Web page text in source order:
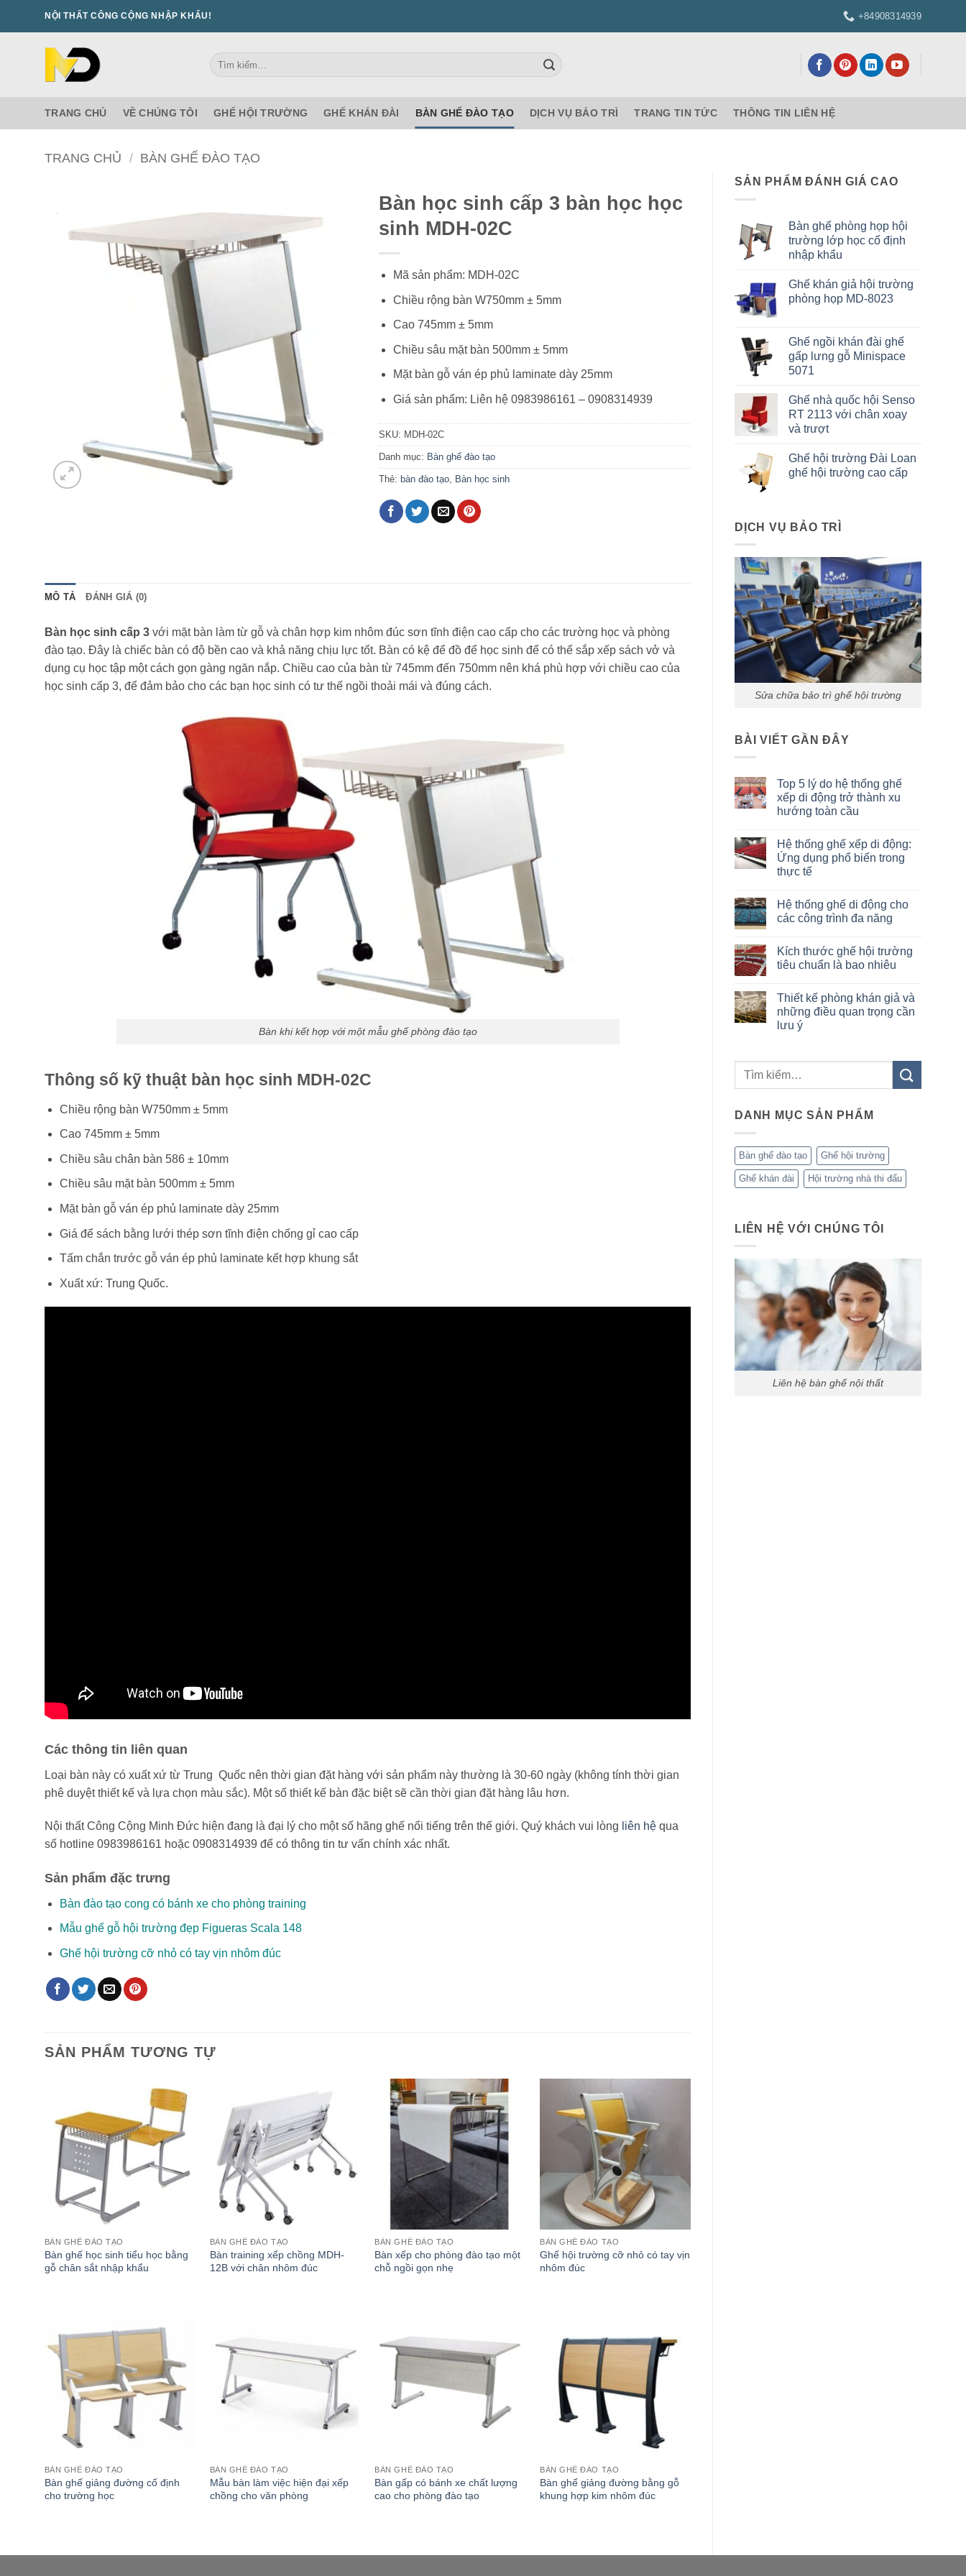
NỘI THẤT CÔNG CỘNG NHẬP KHẨU! +84908314939
Tìm
kiếm:
TRANG CHỦ VỀ CHÚNG TÔI GHẾ HỘI TRƯỜNG GHẾ KHÁN ĐÀI BÀN GHẾ ĐÀO TẠO DỊCH VỤ BẢO TRÌ TRANG TIN TỨC THÔNG TIN LIÊN HỆ
TRANG CHỦ / BÀN GHẾ ĐÀO TẠO
SẢN PHẨM ĐÁNH GIÁ CAO
Bàn ghế phòng họp hội
trường lớp học cố định
nhập khẩu
Ghế khán giả hội trường
phòng họp MD-8023
Ghế ngồi khán đài ghế
gấp lưng gỗ Minispace
5071
Ghế nhà quốc hội Senso
RT 2113 với chân xoay
và trượt
Ghế hội trường Đài Loan
ghế hội trường cao cấp
DỊCH VỤ BẢO TRÌ
Sửa chữa bảo trì ghế hội trường
BÀI VIẾT GẦN ĐÂY
Top 5 lý do hệ thống ghế
xếp di động trở thành xu
hướng toàn cầu
bình
luận
ở
Top
do
hệ
thống
di
động
trở
hướng
toàn
cầu
Hệ thống ghế xếp di động:
Ứng dụng phổ biến trong
thực tế
bình
luận
ở
ghế
xếp
di
dụng
phổ
biến
trong
Hệ thống ghế di động cho
các công trình đa năng
bình
luận
ở
ghế
động
cho
đa
năng
Kích thước ghế hội trường
tiêu chuẩn là bao nhiêu
bình
luận
ở
Kích
trường
tiêu
là
nhiêu
Thiết kế phòng khán giả và
những điều quan trọng cần
lưu ý
luận
ở
khán
điều
quan
trọng
cần
lưu
DANH MỤC SẢN PHẨM
Bàn ghế đào tạo Ghế hội trường
Ghế khán đài Hội trường nhà thi đấu
LIÊN HỆ VỚI CHÚNG TÔI
Liên hệ bàn ghế nội thất
Bàn học sinh cấp 3 bàn học học
sinh MDH-02C
Mã sản phẩm: MDH-02C
Chiều rộng bàn W750mm ± 5mm
Cao 745mm ± 5mm
Chiều sâu mặt bàn 500mm ± 5mm
Mặt bàn gỗ ván ép phủ laminate dày 25mm
Giá sản phẩm: Liên hệ 0983986161 – 0908314939
SKU: MDH-02C
Danh mục: Bàn ghế đào tạo
Thẻ: bàn đào tạo, Bàn học sinh
MÔ TẢ ĐÁNH GIÁ (0)
Bàn học sinh cấp 3 với mặt bàn làm từ gỗ và chân hợp kim nhôm đúc sơn tĩnh điện cao cấp cho các trường học và phòng
đào tạo. Đây là chiếc bàn có độ bền cao và khả năng chịu lực tốt. Bàn có kệ để đồ để học sinh để có thể sắp xếp sách vở và
dụng cụ học tập một cách gọn gàng ngăn nắp. Chiều cao của bàn từ 745mm đến 750mm nên khá phù hợp với chiều cao của
học sinh cấp 3, để đảm bảo cho các bạn học sinh có tư thế ngồi thoải mái và đúng cách.
Bàn khi kết hợp với một mẫu ghế phòng đào tạo
Thông số kỹ thuật bàn học sinh MDH-02C
Chiều rộng bàn W750mm ± 5mm
Cao 745mm ± 5mm
Chiều sâu chân bàn 586 ± 10mm
Chiều sâu mặt bàn 500mm ± 5mm
Mặt bàn gỗ ván ép phủ laminate dày 25mm
Giá để sách bằng lưới thép sơn tĩnh điện chống gỉ cao cấp
Tấm chắn trước gỗ ván ép phủ laminate kết hợp khung sắt
Xuất xứ: Trung Quốc.
Các thông tin liên quan
Loại bàn này có xuất xứ từ Trung Quốc nên thời gian đặt hàng với sản phẩm này thường là 30-60 ngày (không tính thời gian
phê duyệt thiết kế và lựa chọn màu sắc). Một số thiết kế bàn đặc biệt sẽ cần thời gian đặt hàng lâu hơn.
Nội thất Công Cộng Minh Đức hiện đang là đại lý cho một số hãng ghế nổi tiếng trên thế giới. Quý khách vui lòng liên hệ qua
số hotline 0983986161 hoặc 0908314939 để có thông tin tư vấn chính xác nhất.
Sản phẩm đặc trưng
Bàn đào tạo cong có bánh xe cho phòng training
Mẫu ghế gỗ hội trường đẹp Figueras Scala 148
Ghế hội trường cỡ nhỏ có tay vịn nhôm đúc
SẢN PHẨM TƯƠNG TỰ
BÀN GHẾ ĐÀO TẠO
Bàn ghế học sinh tiểu học bằng
gỗ chân sắt nhập khẩu
BÀN GHẾ ĐÀO TẠO
Bàn training xếp chồng MDH-
12B với chân nhôm đúc
BÀN GHẾ ĐÀO TẠO
Bàn xếp cho phòng đào tạo một
chỗ ngồi gọn nhẹ
BÀN GHẾ ĐÀO TẠO
Ghế hội trường cỡ nhỏ có tay vịn
nhôm đúc
BÀN GHẾ ĐÀO TẠO
Bàn ghế giảng đường cố định
cho trường học
BÀN GHẾ ĐÀO TẠO
Mẫu bàn làm việc hiện đại xếp
chồng cho văn phòng
BÀN GHẾ ĐÀO TẠO
Bàn gấp có bánh xe chất lượng
cao cho phòng đào tạo
BÀN GHẾ ĐÀO TẠO
Bàn ghế giảng đường bằng gỗ
khung hợp kim nhôm đúc